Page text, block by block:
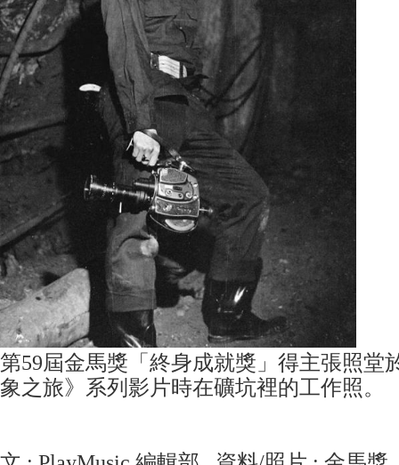
第59屆金馬獎「終身成就獎」得主張照堂
象之旅》系列影片時在礦坑裡的工作照。